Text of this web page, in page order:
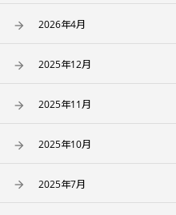
2026年4月
2025年12月
2025年11月
2025年10月
2025年7月